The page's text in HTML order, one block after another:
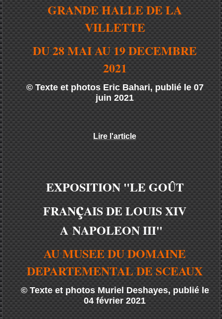
GRANDE HALLE DE LA
VILLETTE
DU 28 MAI AU 19 DECEMBRE
2021
© Texte et photos Eric Bahari, publié le 07
juin 2021
Lire l'article
EXPOSITION "LE GOÛT
FRANçAIS DE LOUIS XIV
ANAPOLEON III"
AU MUSEE DU DOMAINE
DEPARTEMENTAL DE SCEAUX
© Texte et photos Muriel Deshayes, publié le
04 février 2021